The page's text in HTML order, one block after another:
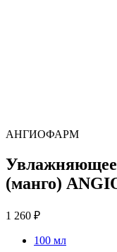
АНГИОФАРМ
Увлажняющее
(манго)
1 260 ₽
100 мл